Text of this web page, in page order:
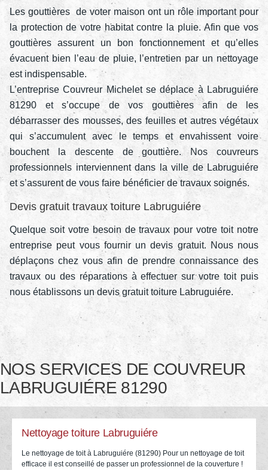
Les gouttières de voter maison ont un rôle important pour
la protection de votre habitat contre la pluie. Afin que vos
gouttières assurent un bon fonctionnement et qu’elles
évacuent bien l’eau de pluie, l’entretien par un nettoyage
est indispensable.
L’entreprise Couvreur Michelet se déplace à Labruguiére
81290 et s’occupe de vos gouttières afin de les
débarrasser des mousses, des feuilles et autres végétaux
qui s’accumulent avec le temps et envahissent voire
bouchent la descente de gouttière. Nos couvreurs
professionnels interviennent dans la ville de Labruguiére
et s’assurent de vous faire bénéficier de travaux soignés.
Devis gratuit travaux toiture Labruguiére
Quelque soit votre besoin de travaux pour votre toit notre
entreprise peut vous fournir un devis gratuit. Nous nous
déplaçons chez vous afin de prendre connaissance des
travaux ou des réparations à effectuer sur votre toit puis
nous établissons un devis gratuit toiture Labruguiére.
NOS SERVICES DE COUVREUR
LABRUGUIÉRE 81290
Nettoyage toiture Labruguiére
Le nettoyage de toit à Labruguiére (81290) Pour un nettoyage de toit
efficace il est conseillé de passer un professionnel de la couverture !